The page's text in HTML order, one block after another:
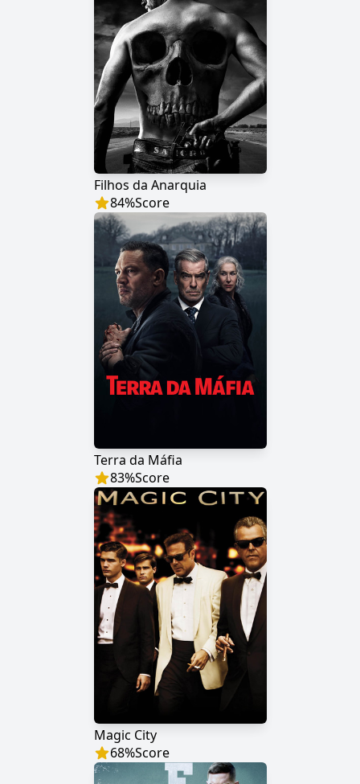
Filhos da Anarquia
84%Score
Terra da Máfia
83%Score
Magic City
68%Score